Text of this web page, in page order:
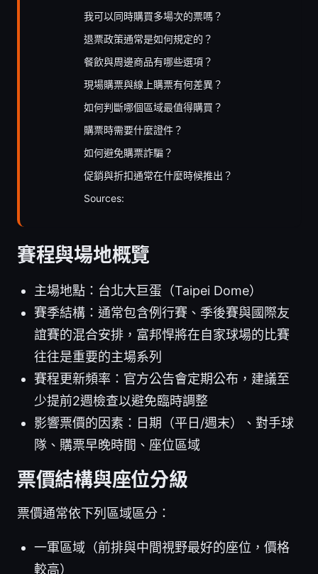
我可以同時購買多場次的票嗎？
退票政策通常是如何規定的？
餐飲與周邊商品有哪些選項？
現場購票與線上購票有何差異？
如何判斷哪個區域最值得購買？
購票時需要什麼證件？
如何避免購票詐騙？
促銷與折扣通常在什麼時候推出？
Sources:
賽程與場地概覽
主場地點：台北大巨蛋（Taipei Dome）
賽季結構：通常包含例行賽、季後賽與國際友
誼賽的混合安排，富邦悍將在自家球場的比賽
往往是重要的主場系列
賽程更新頻率：官方公告會定期公布，建議至
少提前2週檢查以避免臨時調整
影響票價的因素：日期（平日/週末）、對手球
隊、購票早晚時間、座位區域
票價結構與座位分級
票價通常依下列區域區分：
一軍區域（前排與中間視野最好的座位，價格
較高）